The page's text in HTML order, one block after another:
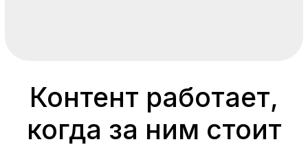
Коммуникационная
стратегия
(2)